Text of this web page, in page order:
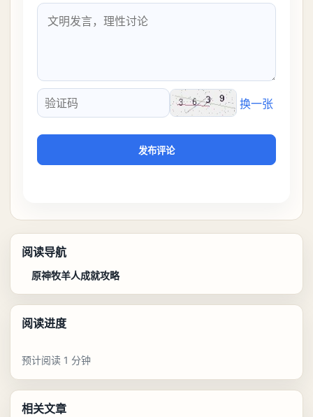
验证码
换一张
发布评论
阅读导航
原神牧羊人成就攻略
阅读进度
预计阅读 1 分钟
相关文章